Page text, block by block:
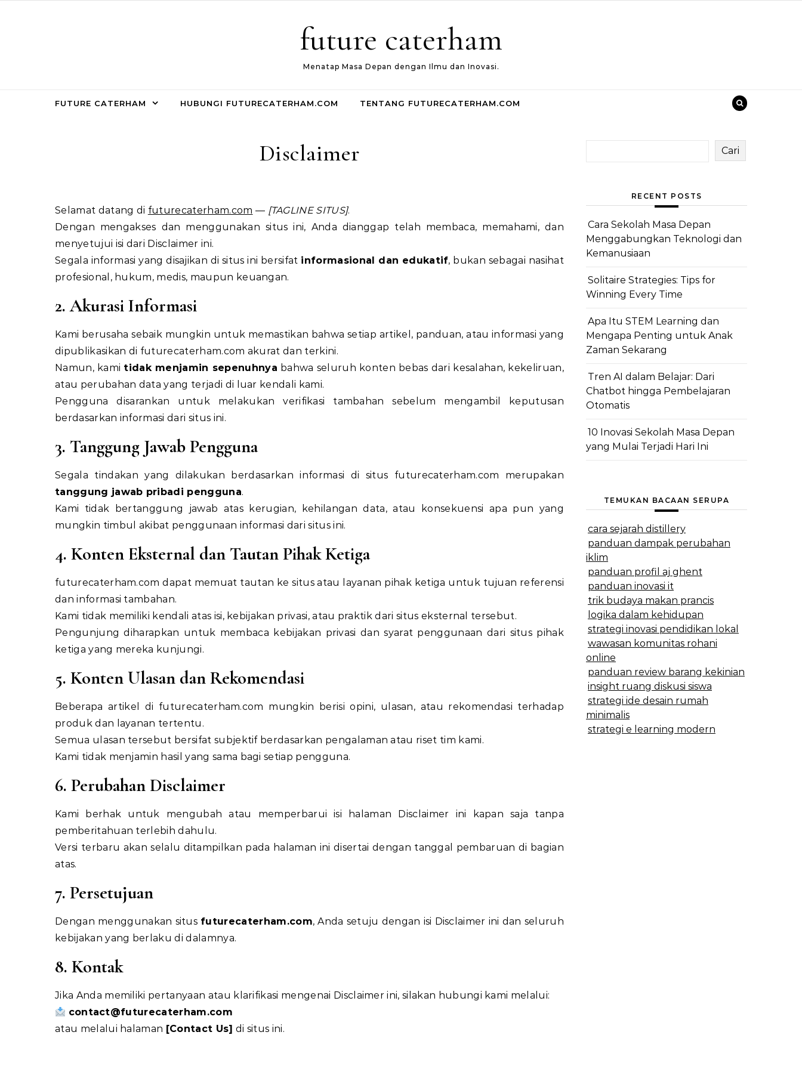
future caterham
Menatap Masa Depan dengan Ilmu dan Inovasi.
FUTURE CATERHAM HUBUNGI FUTURECATERHAM.COM TENTANG FUTURECATERHAM.COM
Disclaimer
Selamat datang di futurecaterham.com — [TAGLINE SITUS].
Dengan mengakses dan menggunakan situs ini, Anda dianggap telah membaca, memahami, dan
menyetujui isi dari Disclaimer ini.
Segala informasi yang disajikan di situs ini bersifat informasional dan edukatif, bukan sebagai nasihat
profesional, hukum, medis, maupun keuangan.
2. Akurasi Informasi
Kami berusaha sebaik mungkin untuk memastikan bahwa setiap artikel, panduan, atau informasi yang
dipublikasikan di futurecaterham.com akurat dan terkini.
Namun, kami tidak menjamin sepenuhnya bahwa seluruh konten bebas dari kesalahan, kekeliruan,
atau perubahan data yang terjadi di luar kendali kami.
Pengguna disarankan untuk melakukan verifikasi tambahan sebelum mengambil keputusan
berdasarkan informasi dari situs ini.
3. Tanggung Jawab Pengguna
Segala tindakan yang dilakukan berdasarkan informasi di situs futurecaterham.com merupakan
tanggung jawab pribadi pengguna.
Kami tidak bertanggung jawab atas kerugian, kehilangan data, atau konsekuensi apa pun yang
mungkin timbul akibat penggunaan informasi dari situs ini.
4. Konten Eksternal dan Tautan Pihak Ketiga
futurecaterham.com dapat memuat tautan ke situs atau layanan pihak ketiga untuk tujuan referensi
dan informasi tambahan.
Kami tidak memiliki kendali atas isi, kebijakan privasi, atau praktik dari situs eksternal tersebut.
Pengunjung diharapkan untuk membaca kebijakan privasi dan syarat penggunaan dari situs pihak
ketiga yang mereka kunjungi.
5. Konten Ulasan dan Rekomendasi
Beberapa artikel di futurecaterham.com mungkin berisi opini, ulasan, atau rekomendasi terhadap
produk dan layanan tertentu.
Semua ulasan tersebut bersifat subjektif berdasarkan pengalaman atau riset tim kami.
Kami tidak menjamin hasil yang sama bagi setiap pengguna.
6. Perubahan Disclaimer
Kami berhak untuk mengubah atau memperbarui isi halaman Disclaimer ini kapan saja tanpa
pemberitahuan terlebih dahulu.
Versi terbaru akan selalu ditampilkan pada halaman ini disertai dengan tanggal pembaruan di bagian
atas.
7. Persetujuan
Dengan menggunakan situs futurecaterham.com, Anda setuju dengan isi Disclaimer ini dan seluruh
kebijakan yang berlaku di dalamnya.
8. Kontak
Jika Anda memiliki pertanyaan atau klarifikasi mengenai Disclaimer ini, silakan hubungi kami melalui:
contact@futurecaterham.com
atau melalui halaman [Contact Us] di situs ini.
Cari
RECENT POSTS
Cara Sekolah Masa Depan
Menggabungkan Teknologi dan
Kemanusiaan
Solitaire Strategies: Tips for
Winning Every Time
Apa Itu STEM Learning dan
Mengapa Penting untuk Anak
Zaman Sekarang
Tren AI dalam Belajar: Dari
Chatbot hingga Pembelajaran
Otomatis
10 Inovasi Sekolah Masa Depan
yang Mulai Terjadi Hari Ini
TEMUKAN BACAAN SERUPA
cara sejarah distillery
panduan dampak perubahan
iklim
panduan profil aj ghent
panduan inovasi it
trik budaya makan prancis
logika dalam kehidupan
strategi inovasi pendidikan lokal
wawasan komunitas rohani
online
panduan review barang kekinian
insight ruang diskusi siswa
strategi ide desain rumah
minimalis
strategi e learning modern